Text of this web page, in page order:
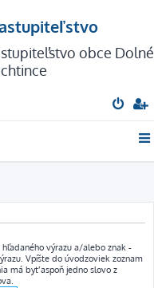
obce Dolné
výrazu a/alebo znak -
Vpíšte do úvodzoviek zoznam
má byť aspoň jedno slovo z